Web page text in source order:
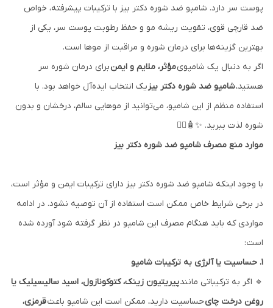
پوست سر دارد. شامپو ضد شوره دکتر بیز با ترکیبات پیشرفته، خواص
ضد قارچی قوی، تقویت ریشه مو و حفظ رطوبت پوست سر، یکی از
بهترین گزینه‌ها برای درمان شوره و مراقبت از موها است.
اگر به دنبال یک شامپویمؤثر، ملایم و ایمنبرای درمان شوره سر
هستید،شامپو ضد شوره دکتر بیزیک انتخاب ایده‌آل خواهد بود. با
استفاده منظم از این شامپو، می‌توانید از موهایی سالم، درخشان و بدون
شوره لذت ببرید. ✨🧴💆‍♂️
موارد منع مصرف شامپو ضد شوره دکتر بیز
با وجود اینکه شامپو ضد شوره دکتر بیز دارای ترکیبات ایمن و مؤثر است،
در برخی شرایط خاص ممکن است استفاده از آن توصیه نشود. در ادامه
مواردی که باید هنگام مصرف این شامپو در نظر گرفته شود آورده شده
است:
۱. حساسیت یا آلرژی به ترکیبات شامپو
🔹 اگر به ترکیباتی مانندپیریتیون زینک، کتوکونازول، اسید سالیسیلیک یا
روغن درخت چایحساسیت دارید، ممکن است این شامپو باعثقرمزی،